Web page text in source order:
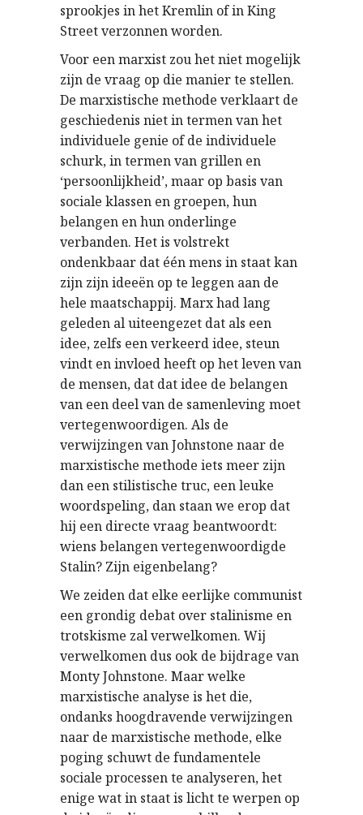
sprookjes in het Kremlin of in King
Street verzonnen worden.
Voor een marxist zou het niet mogelijk
zijn de vraag op die manier te stellen.
De marxistische methode verklaart de
geschiedenis niet in termen van het
individuele genie of de individuele
schurk, in termen van grillen en
‘persoonlijkheid’, maar op basis van
sociale klassen en groepen, hun
belangen en hun onderlinge
verbanden. Het is volstrekt
ondenkbaar dat één mens in staat kan
zijn zijn ideeën op te leggen aan de
hele maatschappij. Marx had lang
geleden al uiteengezet dat als een
idee, zelfs een verkeerd idee, steun
vindt en invloed heeft op het leven van
de mensen, dat dat idee de belangen
van een deel van de samenleving moet
vertegenwoordigen. Als de
verwijzingen van Johnstone naar de
marxistische methode iets meer zijn
dan een stilistische truc, een leuke
woordspeling, dan staan we erop dat
hij een directe vraag beantwoordt:
wiens belangen vertegenwoordigde
Stalin? Zijn eigenbelang?
We zeiden dat elke eerlijke communist
een grondig debat over stalinisme en
trotskisme zal verwelkomen. Wij
verwelkomen dus ook de bijdrage van
Monty Johnstone. Maar welke
marxistische analyse is het die,
ondanks hoogdravende verwijzingen
naar de marxistische methode, elke
poging schuwt de fundamentele
sociale processen te analyseren, het
enige wat in staat is licht te werpen op